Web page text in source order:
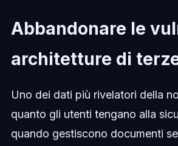
Abbandonare le
architetture di
Uno dei dati più rivelatori della
quanto gli utenti tengano alla
quando gestiscono documenti